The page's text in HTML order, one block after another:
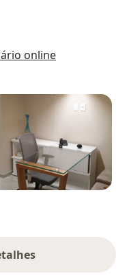
online
a experiência